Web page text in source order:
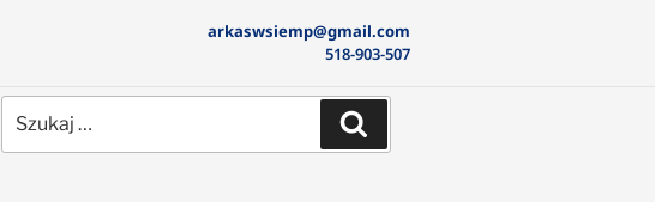
arkaswsiemp@gmail.com
518-903-507